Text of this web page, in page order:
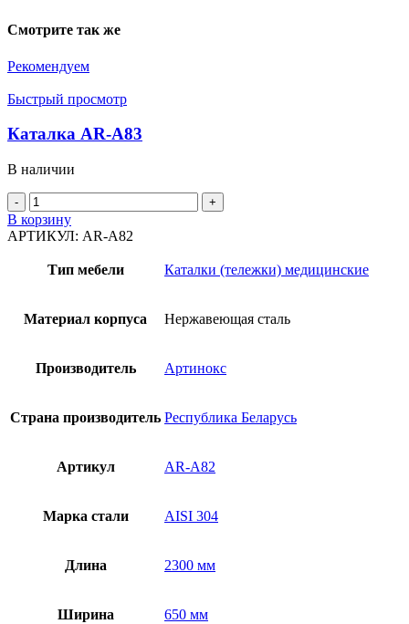
Смотрите так же
Рекомендуем
Быстрый просмотр
Каталка AR-A83
В наличии
Количество
товара
Каталка
A83
В корзину
АРТИКУЛ: AR-A82
Тип мебели Каталки (тележки) медицинские
Материал корпуса Нержавеющая сталь
Производитель Артинокс
Страна производитель Республика Беларусь
Артикул AR-A82
Марка стали AISI 304
Длина 2300 мм
Ширина 650 мм